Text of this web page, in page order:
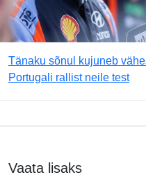
Tänaku sõnul kujuneb
Portugali rallist neile test
Vaata lisaks